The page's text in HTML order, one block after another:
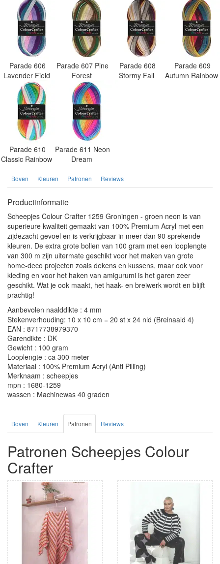
Parade 606
Lavender Field
Parade 607 Pine
Forest
Parade 608
Stormy Fall
Parade 609
Autumn Rainbow
Parade 610
Classic Rainbow
Parade 611 Neon
Dream
Boven Kleuren Patronen Reviews
Productinformatie
Scheepjes Colour Crafter 1259 Groningen - groen neon is van
superieure kwaliteit gemaakt van 100% Premium Acryl met een
zijdezacht gevoel en is verkrijgbaar in meer dan 90 sprekende
kleuren. De extra grote bollen van 100 gram met een looplengte
van 300 m zijn uitermate geschikt voor het maken van grote
home-deco projecten zoals dekens en kussens, maar ook voor
kleding en voor het haken van amigurumi is het garen zeer
geschikt. Wat je ook maakt, het haak- en breiwerk wordt en blijft
prachtig!
Aanbevolen naalddikte : 4 mm
Stekenverhouding: 10 x 10 cm = 20 st x 24 nld (Breinaald 4)
EAN : 8717738979370
Garendikte : DK
Gewicht : 100 gram
Looplengte : ca 300 meter
Materiaal : 100% Premium Acryl (Anti Pilling)
Merknaam : scheepjes
mpn : 1680-1259
wassen : Machinewas 40 graden
Boven Kleuren Patronen Reviews
Patronen Scheepjes Colour
Crafter